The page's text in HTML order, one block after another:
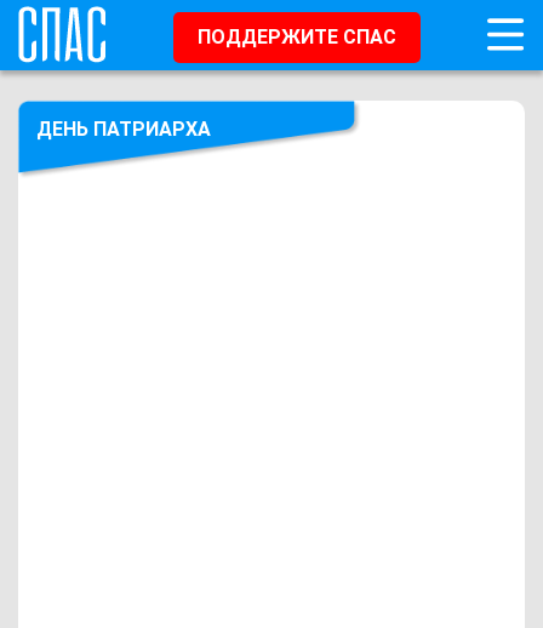
ПОДДЕРЖИТЕ СПАС
ДЕНЬ ПАТРИАРХА